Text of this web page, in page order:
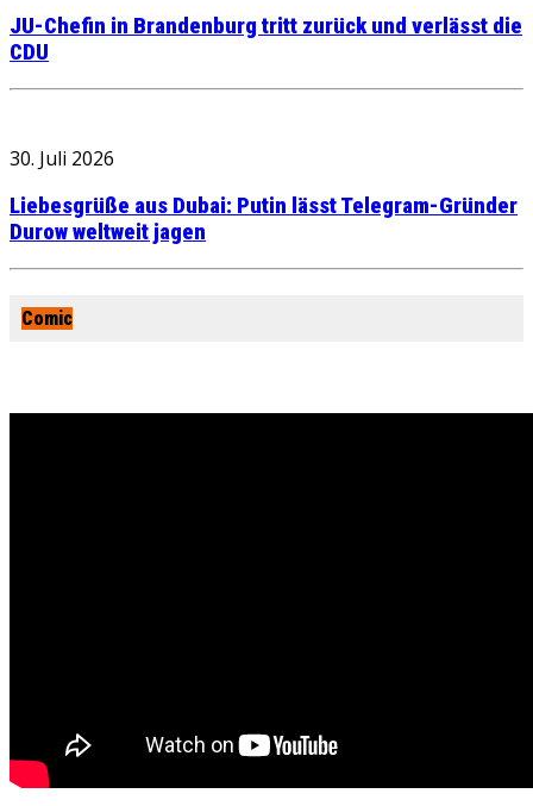
JU-Chefin in Brandenburg tritt zurück und verlässt die
CDU
30. Juli 2026
Liebesgrüße aus Dubai: Putin lässt Telegram-Gründer
Durow weltweit jagen
Comic